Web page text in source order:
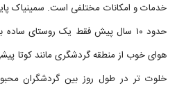
خدمات و امکانات مختلفی است. سمینیاک
حدود ۱۰ سال پیش فقط یک روستای
هوای خوب از منطقه گردشگری مانند کوتا
خلوت تر در طول روز بین گردشگران